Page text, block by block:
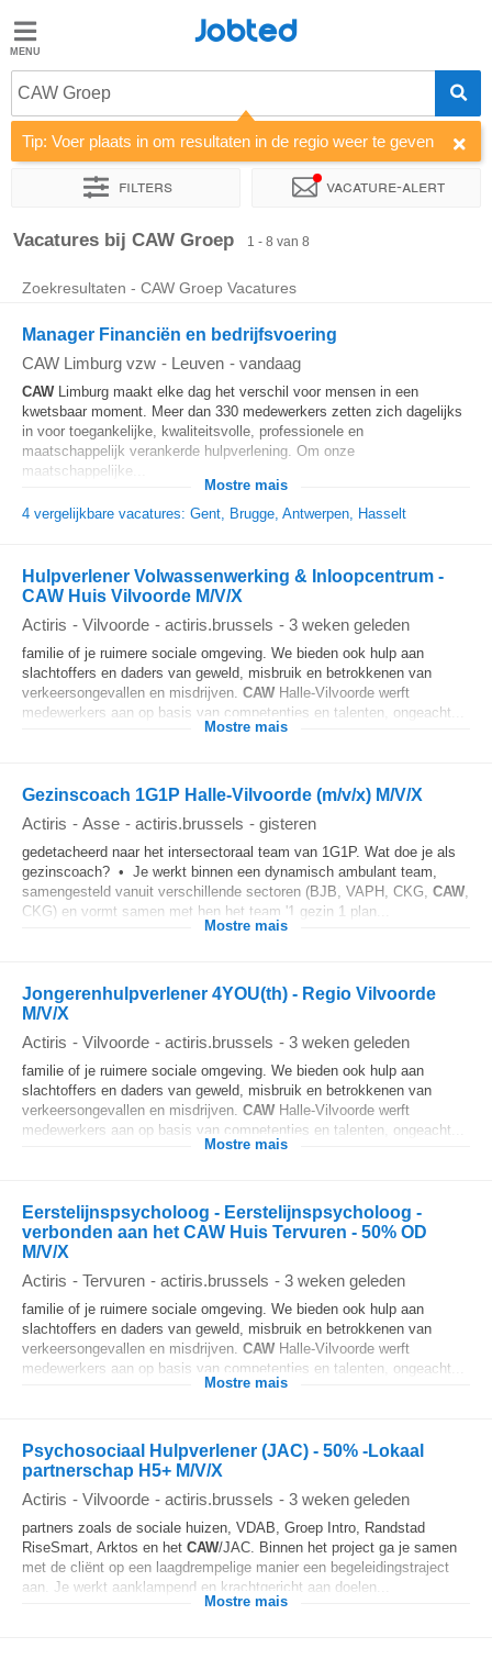
Jobted
Taal
fr
Jobted
CAW Groep
Tip: Voer plaats in om resultaten in de regio weer te geven
Filters Vacature-alert
Sorteer op Bedrijf
Vacatures bij CAW Groep 1 - 8 van 8
Zoekresultaten - CAW Groep Vacatures
Manager Financiën en bedrijfsvoering
CAW Limburg vzw - Leuven - vandaag
CAWLimburg maakt elke dag het verschil voor mensen in een
kwetsbaar moment. Meer dan 330 medewerkers zetten zich dagelijks
in voor toegankelijke, kwaliteitsvolle, professionele en
maatschappelijk verankerde hulpverlening. Om onze
maatschappelijke...
Mostre mais
4 vergelijkbare vacatures: Gent, Brugge, Antwerpen, Hasselt
Hulpverlener Volwassenwerking & Inloopcentrum -
CAW Huis Vilvoorde M/V/X
Actiris - Vilvoorde - actiris.brussels - 3 weken geleden
familie of je ruimere sociale omgeving. We bieden ook hulp aan
slachtoffers en daders van geweld, misbruik en betrokkenen van
verkeersongevallen en misdrijven. CAW Halle-Vilvoorde werft
medewerkers aan op basis van competenties en talenten, ongeacht...
Mostre mais
Gezinscoach 1G1P Halle-Vilvoorde (m/v/x) M/V/X
Actiris - Asse - actiris.brussels - gisteren
gedetacheerd naar het intersectoraal team van 1G1P. Wat doe je als
gezinscoach? • Je werkt binnen een dynamisch ambulant team,
samengesteld vanuit verschillende sectoren (BJB, VAPH, CKG, CAW,
CKG) en vormt samen met hen het team '1 gezin 1 plan...
Mostre mais
Jongerenhulpverlener 4YOU(th) - Regio Vilvoorde
M/V/X
Actiris - Vilvoorde - actiris.brussels - 3 weken geleden
familie of je ruimere sociale omgeving. We bieden ook hulp aan
slachtoffers en daders van geweld, misbruik en betrokkenen van
verkeersongevallen en misdrijven. CAW Halle-Vilvoorde werft
medewerkers aan op basis van competenties en talenten, ongeacht...
Mostre mais
Eerstelijnspsycholoog - Eerstelijnspsycholoog -
verbonden aan het CAW Huis Tervuren - 50% OD
M/V/X
Actiris - Tervuren - actiris.brussels - 3 weken geleden
familie of je ruimere sociale omgeving. We bieden ook hulp aan
slachtoffers en daders van geweld, misbruik en betrokkenen van
verkeersongevallen en misdrijven. CAW Halle-Vilvoorde werft
medewerkers aan op basis van competenties en talenten, ongeacht...
Mostre mais
Psychosociaal Hulpverlener (JAC) - 50% -Lokaal
partnerschap H5+ M/V/X
Actiris - Vilvoorde - actiris.brussels - 3 weken geleden
partners zoals de sociale huizen, VDAB, Groep Intro, Randstad
RiseSmart, Arktos en het CAW/JAC. Binnen het project ga je samen
met de cliënt op een laagdrempelige manier een begeleidingstraject
aan. Je werkt aanklampend en krachtgericht aan doelen...
Mostre mais